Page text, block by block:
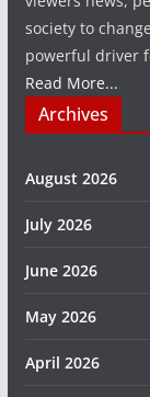
society to
powerful driver
Read More...
Archives
August 2026
July 2026
June 2026
May 2026
April 2026